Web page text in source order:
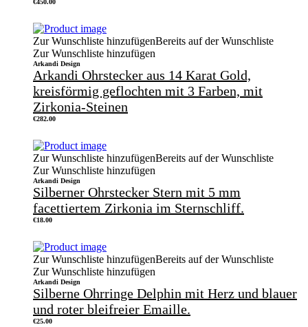
€450.00
Zur Wunschliste hinzufügenBereits auf der Wunschliste
Zur Wunschliste hinzufügen
Arkandi Design
Arkandi Ohrstecker aus 14 Karat Gold,
kreisförmig geflochten mit 3 Farben, mit
Zirkonia-Steinen
€282.00
Zur Wunschliste hinzufügenBereits auf der Wunschliste
Zur Wunschliste hinzufügen
Arkandi Design
Silberner Ohrstecker Stern mit 5 mm
facettiertem Zirkonia im Sternschliff.
€18.00
Zur Wunschliste hinzufügenBereits auf der Wunschliste
Zur Wunschliste hinzufügen
Arkandi Design
Silberne Ohrringe Delphin mit Herz und blauer
und roter bleifreier Emaille.
€25.00